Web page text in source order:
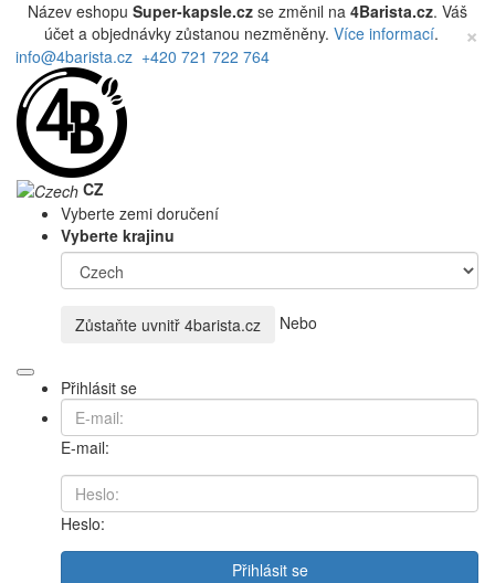
Název eshopu Super-kapsle.cz se změnil na 4Barista.cz. Váš
účet a objednávky zůstanou nezměněny. Více informací. ×
info@4barista.cz +420 721 722 764
CZ
Vyberte zemi doručení
Vyberte krajinu
Zůstaňte uvnitř 4barista.cz Nebo
Přihlásit se
E-mail:
Heslo:
Přihlásit se